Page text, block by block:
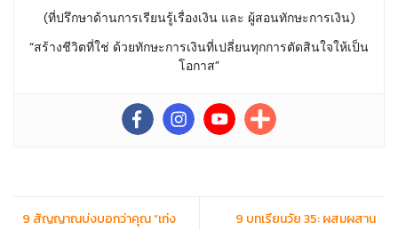
(ที่ปรึกษาด้านการเรียนรู้เรื่องเงิน และ ผู้สอนทักษะการเงิน)
“สร้างชีวิตที่ใช่ ด้วยทักษะการเงินที่เปลี่ยนทุกการตัดสินใจให้เป็น
โอกาส”
9 สัญญาณบ่งบอกว่าคุณ “เก่ง
9 บทเรียนวัย 35: ผสมผสาน